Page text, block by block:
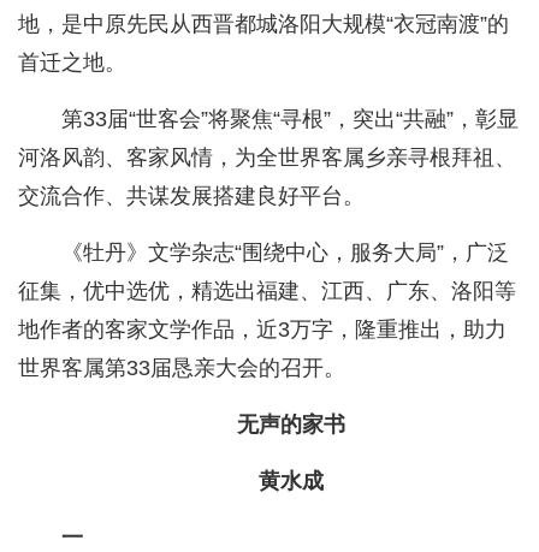
地，是中原先民从西晋都城洛阳大规模“衣冠南渡”的
首迁之地。
第33届“世客会”将聚焦“寻根”，突出“共融”，彰显
河洛风韵、客家风情，为全世界客属乡亲寻根拜祖、
交流合作、共谋发展搭建良好平台。
《牡丹》文学杂志“围绕中心，服务大局”，广泛
征集，优中选优，精选出福建、江西、广东、洛阳等
地作者的客家文学作品，近3万字，隆重推出，助力
世界客属第33届恳亲大会的召开。
无声的家书
黄水成
一